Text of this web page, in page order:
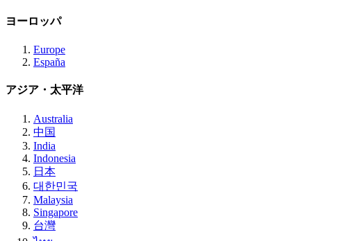
ヨーロッパ
Europe
España
アジア・太平洋
Australia
中国
India
Indonesia
日本
대한민국
Malaysia
Singapore
台灣